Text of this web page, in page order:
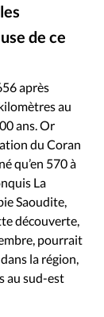
de ce
de Dubaï
après
au
ans. Or
du Coran
qu’en 570 à
La
Saoudite,
découverte,
pourrait
la région,
au sud-est